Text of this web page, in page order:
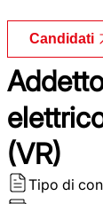
Candidati
(VR)
Tipo di